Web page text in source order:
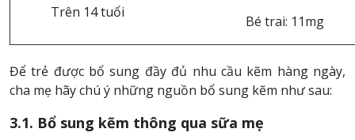
Trên 14 tuổi
Bé trai: 11mg
Để trẻ được bổ sung đầy đủ nhu cầu kẽm hàng ngày,
cha mẹ hãy chú ý những nguồn bổ sung kẽm như sau:
3.1. Bổ sung kẽm thông qua sữa mẹ